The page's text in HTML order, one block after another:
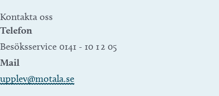
Kontakta oss
Telefon
Besöksservice 0141 - 10 1 2 05
Mail
upplev@motala.se